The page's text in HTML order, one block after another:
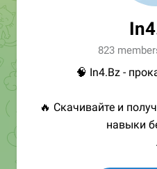
823
🧠 In4.Bz -
🔥 Скачивайте и
навыки